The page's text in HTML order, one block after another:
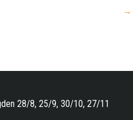
→
28/8, 25/9, 30/10, 27/11